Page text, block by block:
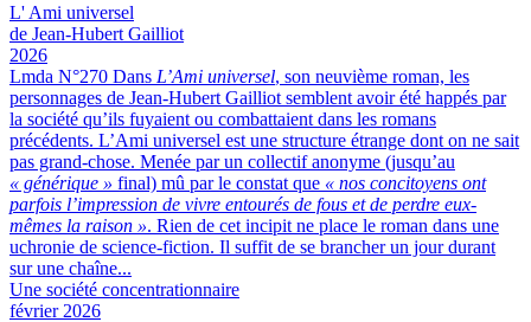
L' Ami universel
de Jean-Hubert Gailliot
2026
Lmda N°270 Dans L’Ami universel, son neuvième roman, les
personnages de Jean-Hubert Gailliot semblent avoir été happés par
la société qu’ils fuyaient ou combattaient dans les romans
précédents. L’Ami universel est une structure étrange dont on ne sait
pas grand-chose. Menée par un collectif anonyme (jusqu’au
« générique » final) mû par le constat que « nos concitoyens ont
parfois l’impression de vivre entourés de fous et de perdre eux-
mêmes la raison ». Rien de cet incipit ne place le roman dans une
uchronie de science-fiction. Il suffit de se brancher un jour durant
sur une chaîne...
Une société concentrationnaire
février 2026